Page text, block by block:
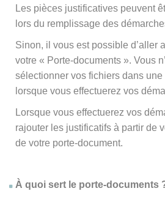
Les pièces justificatives peuvent
lors du remplissage des
Sinon, il vous est possible d’aller
votre « Porte-documents ». Vous
sélectionner vos fichiers dans
lorsque vous effectuerez vos
Lorsque vous effectuerez vos
rajouter les justificatifs à partir de
de votre porte-document.
À quoi sert le porte-documents